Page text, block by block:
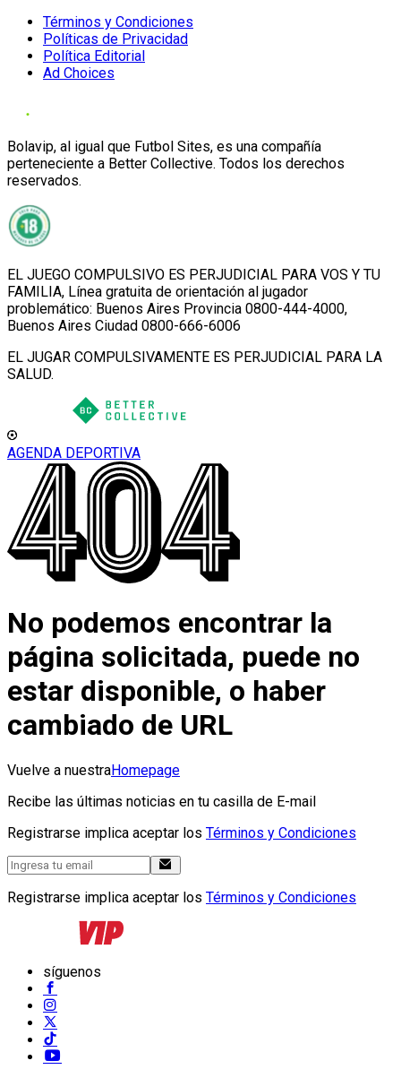
Términos y Condiciones
Políticas de Privacidad
Política Editorial
Ad Choices
Bolavip, al igual que Futbol Sites, es una compañía
perteneciente a Better Collective. Todos los derechos
reservados.
EL JUEGO COMPULSIVO ES PERJUDICIAL PARA VOS Y TU
FAMILIA, Línea gratuita de orientación al jugador
problemático: Buenos Aires Provincia 0800-444-4000,
Buenos Aires Ciudad 0800-666-6006
EL JUGAR COMPULSIVAMENTE ES PERJUDICIAL PARA LA
SALUD.
AGENDA DEPORTIVA
No podemos encontrar la
página solicitada, puede no
estar disponible, o haber
cambiado de URL
Vuelve a nuestraHomepage
Recibe las últimas noticias en tu casilla de E-mail
Registrarse implica aceptar los Términos y Condiciones
Registrarse implica aceptar los Términos y Condiciones
síguenos